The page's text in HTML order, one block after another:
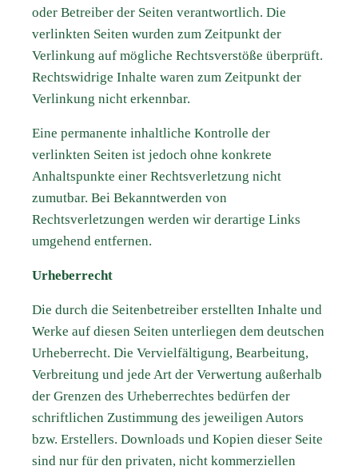
oder Betreiber der Seiten verantwortlich. Die
verlinkten Seiten wurden zum Zeitpunkt der
Verlinkung auf mögliche Rechtsverstöße überprüft.
Rechtswidrige Inhalte waren zum Zeitpunkt der
Verlinkung nicht erkennbar.
Eine permanente inhaltliche Kontrolle der
verlinkten Seiten ist jedoch ohne konkrete
Anhaltspunkte einer Rechtsverletzung nicht
zumutbar. Bei Bekanntwerden von
Rechtsverletzungen werden wir derartige Links
umgehend entfernen.
Urheberrecht
Die durch die Seitenbetreiber erstellten Inhalte und
Werke auf diesen Seiten unterliegen dem deutschen
Urheberrecht. Die Vervielfältigung, Bearbeitung,
Verbreitung und jede Art der Verwertung außerhalb
der Grenzen des Urheberrechtes bedürfen der
schriftlichen Zustimmung des jeweiligen Autors
bzw. Erstellers. Downloads und Kopien dieser Seite
sind nur für den privaten, nicht kommerziellen